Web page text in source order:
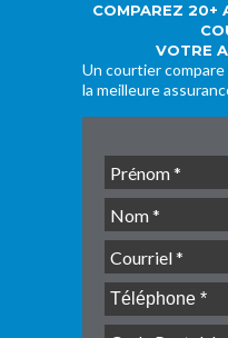
COMPAREZ 20+
VOTRE
Un courtier
la meilleure